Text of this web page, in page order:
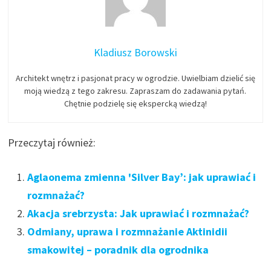
Kladiusz Borowski
Architekt wnętrz i pasjonat pracy w ogrodzie. Uwielbiam dzielić się
moją wiedzą z tego zakresu. Zapraszam do zadawania pytań.
Chętnie podzielę się ekspercką wiedzą!
Przeczytaj również:
Aglaonema zmienna 'Silver Bay’: jak uprawiać i
rozmnażać?
Akacja srebrzysta: Jak uprawiać i rozmnażać?
Odmiany, uprawa i rozmnażanie Aktinidii
smakowitej – poradnik dla ogrodnika